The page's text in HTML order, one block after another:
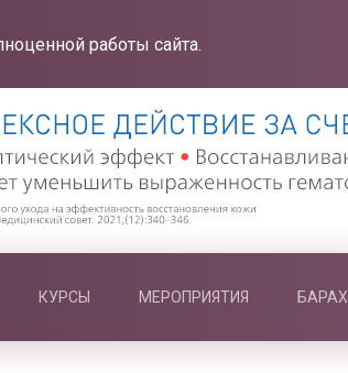
работы сайта.
КУРСЫ МЕРОПРИЯТИЯ